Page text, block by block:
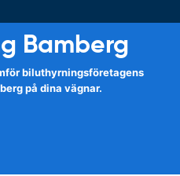
Bamberg
biluthyrningsföretagens
på dina vägnar.